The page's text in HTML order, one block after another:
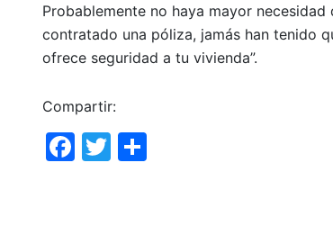
Probablemente no haya mayor
contratado una póliza, jamás han tenido
ofrece seguridad a tu vivienda”.
Compartir:
F
T